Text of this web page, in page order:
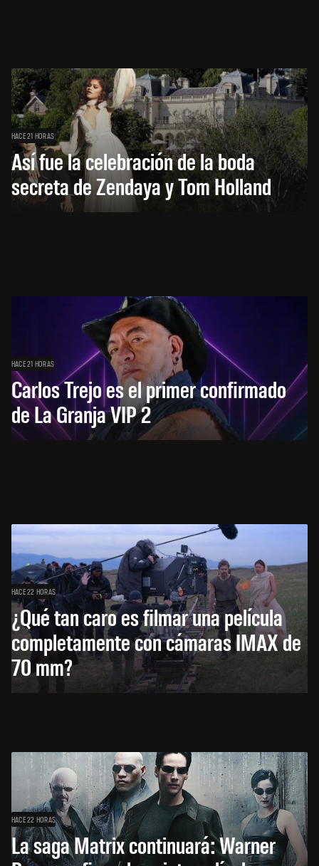
HACE 21 HORAS
Así fue la celebración de la boda
secreta de Zendaya y Tom Holland
HACE 21 HORAS
Carlos Trejo es el primer confirmado
de La Granja VIP 2
HACE 22 HORAS
¿Qué tan caro es filmar una película
completamente con cámaras IMAX de
70 mm?
HACE 22 HORAS
La saga Matrix continuará: Warner